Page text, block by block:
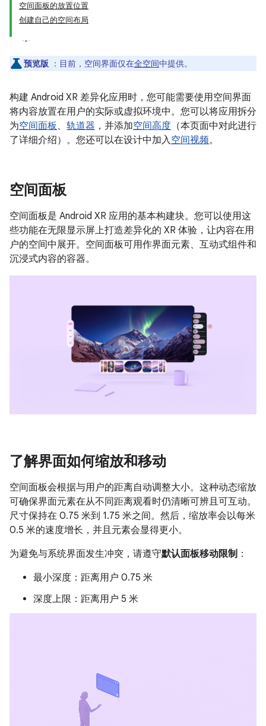
空间面板的放置位置
创建自己的空间布局
预览版 ：目前，空间界面仅在全空间中提供。
构建 Android XR 差异化应用时，您可能需要使用空间界面
将内容放置在用户的实际或虚拟环境中。您可以将应用拆分
为空间面板、 轨道器 ，并添加空间高度 （本页面中对此进行
了详细介绍）。您还可以在设计中加入空间视频。
空间面板
空间面板是 Android XR 应用的基本构建块。您可以使用这
些功能在无限显示屏上打造差异化的 XR 体验，让内容在用
户的空间中展开。空间面板可用作界面元素、互动式组件和
沉浸式内容的容器。
了解界面如何缩放和移动
空间面板会根据与用户的距离自动调整大小。这种动态缩放
可确保界面元素在从不同距离观看时仍清晰可辨且可互动。
尺寸保持在 0.75 米到 1.75 米之间。然后，缩放率会以每米
0.5 米的速度增长，并且元素会显得更小。
为避免与系统界面发生冲突，请遵守默认面板移动限制 ：
最小深度：距离用户 0.75 米
深度上限：距离用户 5 米